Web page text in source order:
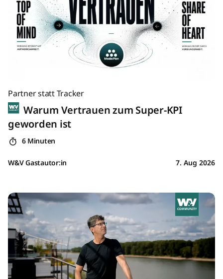
Partner statt Tracker
Warum Vertrauen zum Super-KPI
geworden ist
6 Minuten
W&V Gastautor:in 7. Aug 2026